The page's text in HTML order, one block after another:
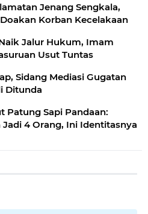
Jenang Sengkala,
Korban Kecelakaan
Jalur Hukum, Imam
Usut Tuntas
Sidang Mediasi Gugatan
Ditunda
Patung Sapi Pandaan:
4 Orang, Ini Identitasnya